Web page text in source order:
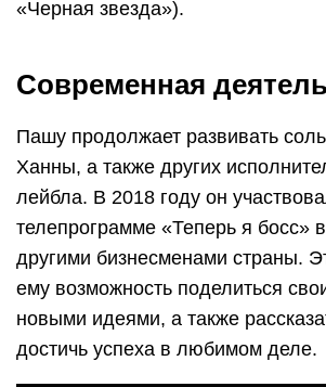
«Черная звезда»).
Современная
Пашу продолжает развивать
Ханны, а также других
лейбла. В 2018 году он
телепрограмме «Теперь я босс»
другими бизнесменами страны.
ему возможность поделиться
новыми идеями, а также
достичь успеха в любимом деле.